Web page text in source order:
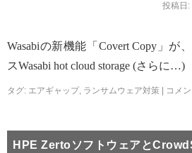
投稿日:
Wasabiの新機能「Covert Copy」が
スWasabi hot cloud storage (さらに…)
タグ: エアギャップ, ランサムウェア対策 コメ
HPE Zertoソフトウェアと